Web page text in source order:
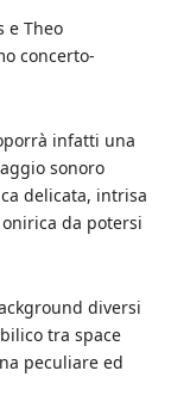
e Theo
concerto-
infatti una
sonoro
delicata, intrisa
da potersi
diversi
tra space
peculiare ed